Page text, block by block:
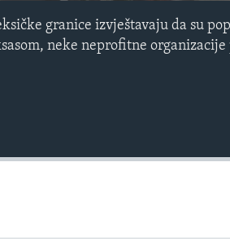
granice izvještavaju da su
neke neprofitne organizacije